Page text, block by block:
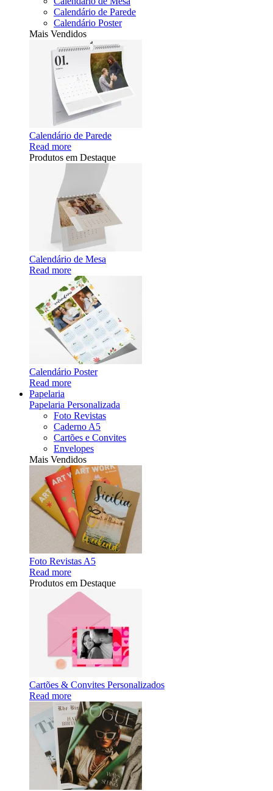
Calendário de Parede
Calendário Poster
Mais Vendidos
Calendário de Parede
Read more
Produtos em Destaque
Calendário de Mesa
Read more
Calendário Poster
Read more
Papelaria
Papelaria Personalizada
Foto Revistas
Caderno A5
Cartões e Convites
Envelopes
Mais Vendidos
Foto Revistas A5
Read more
Produtos em Destaque
Cartões & Convites Personalizados
Read more